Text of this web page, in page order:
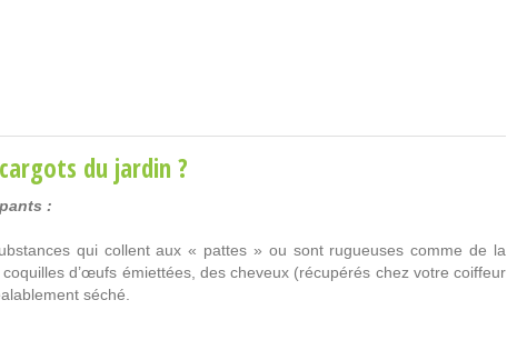
du jardin ?
:
qui collent aux « pattes » ou sont rugueuses comme de la
d’œufs émiettées, des cheveux (récupérés chez votre coiffeur
séché.